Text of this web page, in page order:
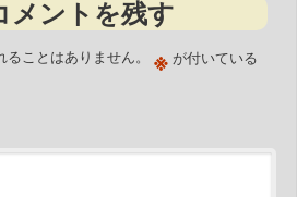
メントを残す
ことはありません。 ※ が付いている